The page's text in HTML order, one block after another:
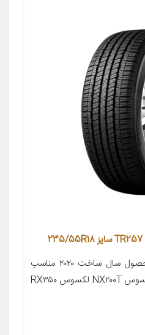
معرفی محصول جزئیات محصول سال ساخت ۲۰۲۰ مناسب
برای خودرو کیا اسپورتیج لکسوس NX۲۰۰T لکسوس RX۳۵۰